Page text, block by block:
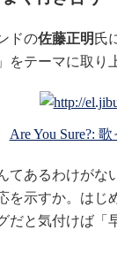
ドの佐藤正明 氏
をテーマに取り
Are You Sure?:
あるわけがな
を示すか。はじ
だと気付けば「